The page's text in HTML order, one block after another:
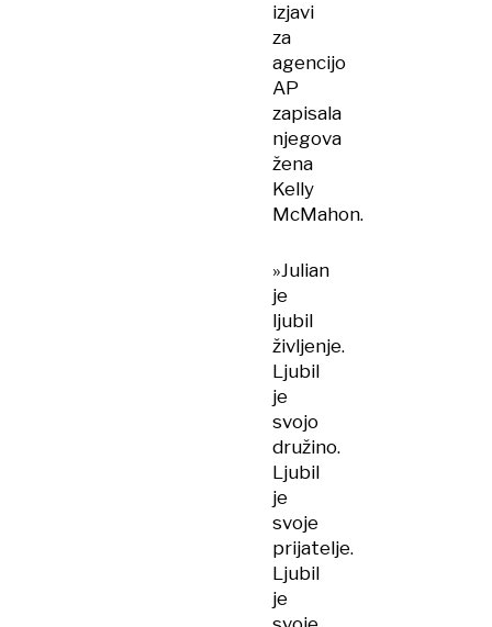
izjavi
za
agencijo
AP
zapisala
njegova
žena
Kelly
McMahon.
»Julian
je
ljubil
življenje.
Ljubil
je
svojo
družino.
Ljubil
je
svoje
prijatelje.
Ljubil
je